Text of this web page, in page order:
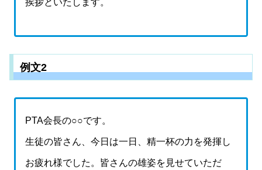
例文2
PTA会長の○○です。
生徒の皆さん、今日は一日、精一杯の力を発揮し
お疲れ様でした。皆さんの雄姿を見せていただ